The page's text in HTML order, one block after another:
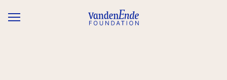
Overslaan en naar de inhoud gaan